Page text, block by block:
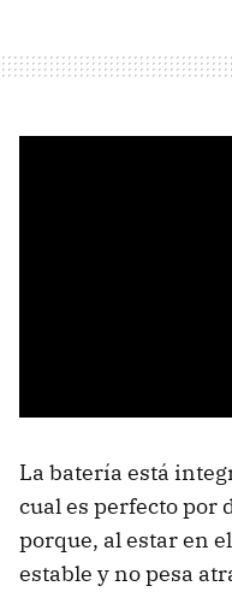
La batería está
cual es perfecto por
porque, al estar en
estable y no pesa